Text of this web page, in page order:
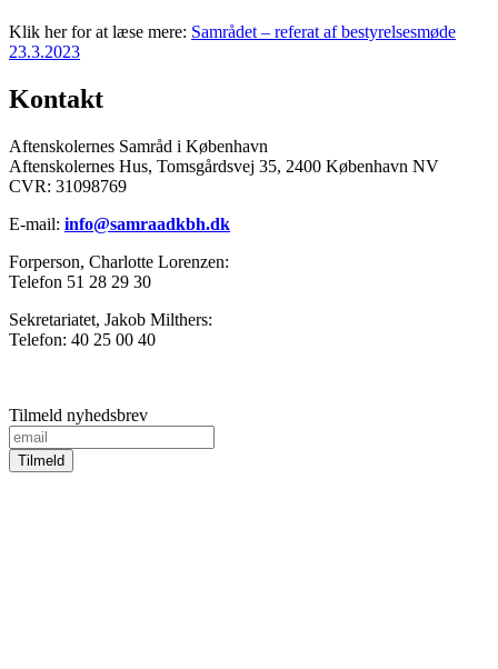
Klik her for at læse mere: Samrådet – referat af bestyrelsesmøde
23.3.2023
Kontakt
Aftenskolernes Samråd i København
Aftenskolernes Hus, Tomsgårdsvej 35, 2400 København NV
CVR: 31098769
E-mail: info@samraadkbh.dk
Forperson, Charlotte Lorenzen:
Telefon 51 28 29 30
Sekretariatet, Jakob Milthers:
Telefon: 40 25 00 40
Tilmeld nyhedsbrev